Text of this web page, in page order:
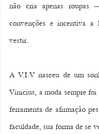
não cria apenas roupas
convenções e incentiva a
vestir.
A V.I.V nasceu de um
Vinicius, a moda sempre
ferramenta de afirmação
faculdade, sua forma de se